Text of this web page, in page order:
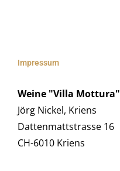
Impressum
Weine "Villa Mottura"
Jörg Nickel, Kriens
Dattenmattstrasse 16
CH-6010 Kriens